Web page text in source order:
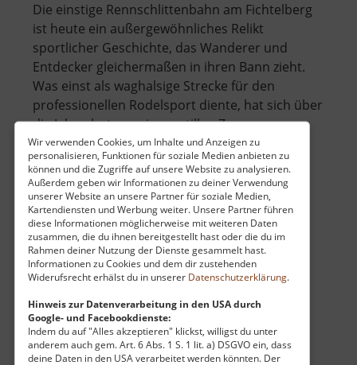
Wir verwenden Cookies, um Inhalte und Anzeigen zu
personalisieren, Funktionen für soziale Medien anbieten zu
können und die Zugriffe auf unsere Website zu analysieren.
Außerdem geben wir Informationen zu deiner Verwendung
unserer Website an unsere Partner für soziale Medien,
Kartendiensten und Werbung weiter. Unsere Partner führen
diese Informationen möglicherweise mit weiteren Daten
zusammen, die du ihnen bereitgestellt hast oder die du im
Rahmen deiner Nutzung der Dienste gesammelt hast.
Informationen zu Cookies und dem dir zustehenden
Widerufsrecht erhälst du in unserer Datenschutzerklärung.
Hinweis zur Datenverarbeitung in den USA durch
Google- und Facebookdienste:
Indem du auf "Alles akzeptieren" klickst, willigst du unter
anderem auch gem. Art. 6 Abs. 1 S. 1 lit. a) DSGVO ein, dass
deine Daten in den USA verarbeitet werden könnten. Der
Die einstige Rennschlittenbahn am Fichtelberg
ist heute ein außergewöhnliches Relikt
sportlicher Geschichte, das Wanderer und
Entdecker gleichermaßen in ihren Bann zieht.
Was einst als waghalsige Strecke für den
professionellen Rodelsport diente, hat sich über
die Jahrzehnte zu einem stillen Zeugen .. »
weiterlesenüber
Alte
Rennschlittenbahn
Oberwiesenthal
Alte Steinbrücke Bräunsdorf
Osterzgebirge
aktuell vom 23.07.2024 / Zugriffe: 2876
39 km vom aktuellen Standort